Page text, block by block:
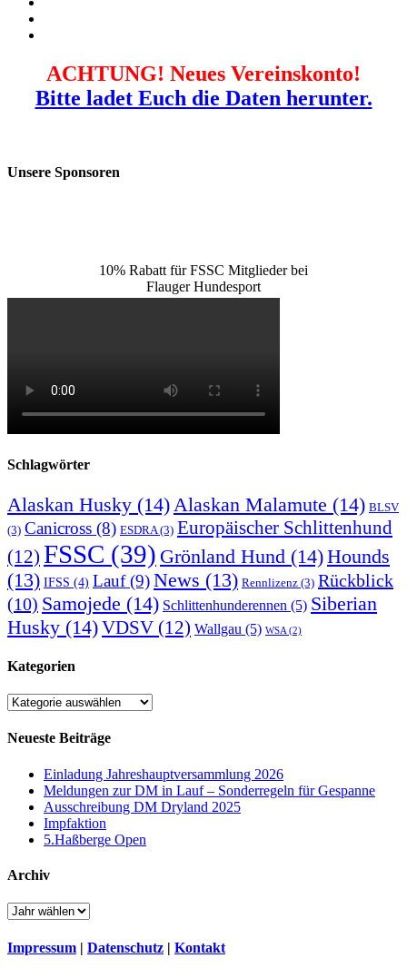
ACHTUNG! Neues Vereinskonto!
Bitte ladet Euch die Daten herunter.
Unsere Sponsoren
10% Rabatt für FSSC Mitglieder bei
Flauger Hundesport
Schlagwörter
Alaskan Husky (14) Alaskan Malamute (14) BLSV
(3) Canicross (8) ESDRA (3) Europäischer Schlittenhund
(12) FSSC (39) Grönland Hund (14)Hounds
(13) IFSS (4) Lauf(9)News (13) Rennlizenz (3) Rückblick
(10) Samojede (14) Schlittenhunderennen (5) Siberian
Husky (14)VDSV (12) Wallgau (5) WSA (2)
Kategorien
Kategorien
Neueste Beiträge
Einladung Jahreshauptversammlung 2026
Meldungen zur DM in Lauf – Sonderregeln für Gespanne
Ausschreibung DM Dryland 2025
Impfaktion
5.Haßberge Open
Archiv
Impressum | Datenschutz | Kontakt